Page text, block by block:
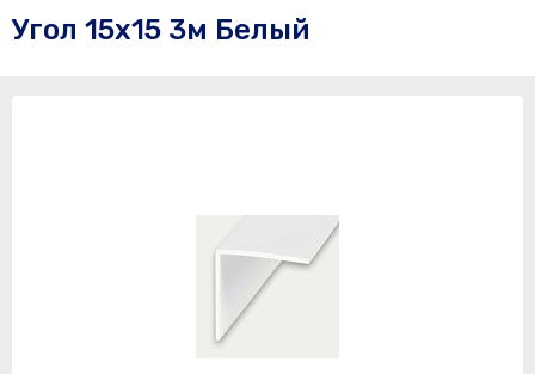
Угол 15х15 3м Белый